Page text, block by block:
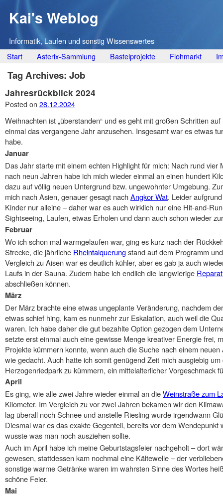
Kai's Weblog
Informatik, Laufen und sonstig Wissenswertes
Main menu
Skip
to
content
Start Asterix-Sammlung Bastelprojekte Flohmarkt
Tag Archives: Job
Jahresrückblick 2024
Posted on 28.12.2024
Weihnachten ist „überstanden“ und es geht mit großen Schritten
einmal das vergangene Jahr anzusehen. Insgesamt war es etwas
habe.
Januar
Das Jahr starte mit einem echten Highlight für mich: Nach rund vier
nach neun Jahren habe ich mich wieder einmal an einen hundert
dazu auf völlig neuen Untergrund bzw. ungewohnter Umgebung.
mich nach Asien, genauer gesagt nachAngkor Wat. Leider
Kinder nur alleine – daher war es auch wirklich nur eine Hit-and-
Sightseeing, Laufen, etwas Erholen und dann auch schon wieder
Februar
Wo ich schon mal warmgelaufen war, ging es kurz nach der
Strecke, die jährliche Rheintalquerungstand auf dem Programm
Vergleich zu Aisen war es deutlich kühler, aber es gab ja auch
Laufs in der Sauna. Zudem habe ich endlich die langwierige
abschließen können.
März
Der März brachte eine etwas ungeplante Veränderung, nachdem
etwas schief hing, kam es nunmehr zur Eskalation, auch weil die
waren. Ich habe daher die gut bezahlte Option gezogen dem
setzte erst einmal auch eine gewisse Menge kreativer Energie frei,
Projekte kümmern konnte, wenn auch die Suche nach einem
wie gedacht. Auch hatte ich somit genügend Zeit mich ausgiebig
Herzogenriedpark zu kümmern, ein mittelalterlicher Vorgeschmack
April
Es ging, wie alle zwei Jahre wieder einmal an dieWeinstraße zum
Kilometer. Im Vergleich zu vor zwei Jahren bekamen wir den
lag überall noch Schnee und anstelle Riesling wurde irgendwann
Diesmal war es das exakte Gegenteil, bereits vor dem
wusste was man noch ausziehen sollte.
Auch im April habe ich meine Geburtstagsfeier nachgeholt – dort
gewesen, stattdessen kam nochmal eine Kältewelle – der
sonstige warme Getränke waren im wahrsten Sinne des Wortes
schöne Feier.
Mai